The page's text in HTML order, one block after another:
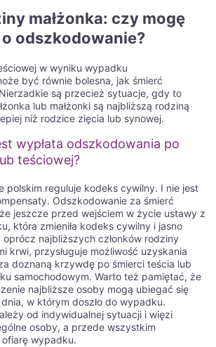
małżonka: czy mogę
odszkodowanie?
w wyniku wypadku
być równie bolesna, jak śmierć
są przecież sytuacje, gdy to
lub małżonki są najbliższą rodziną
niż rodzice zięcia lub synowej.
wypłata odszkodowania po
teściowej?
polskim reguluje kodeks cywilny. I nie jest
Odszkodowanie za śmierć
jeszcze przed wejściem w życie ustawy z
która zmieniła kodeks cywilny i jasno
oprócz najbliższych członków rodziny
krwi, przysługuje możliwość uzyskania
doznaną krzywdę po śmierci teścia lub
samochodowym. Warto też pamiętać, że
najbliższe osoby mogą ubiegać się
w którym doszło do wypadku.
od indywidualnej sytuacji i więzi
osoby, a przede wszystkim
wypadku.